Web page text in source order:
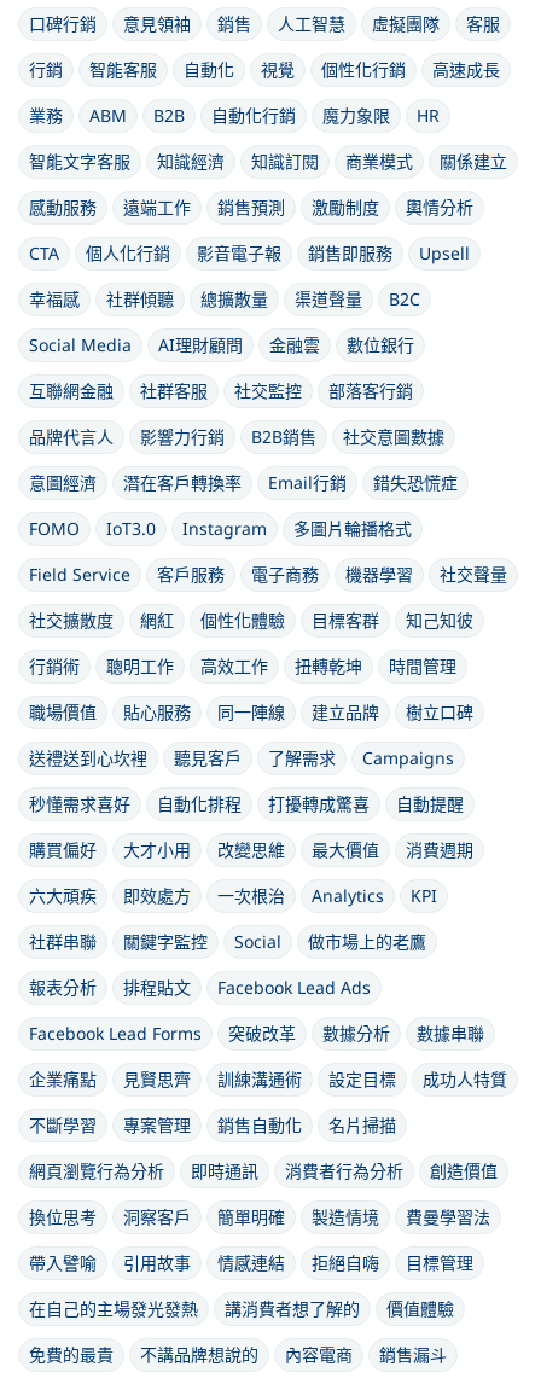
口碑行銷 意見領袖 銷售 人工智慧 虛擬團隊
客服
行銷
智能客服 自動化 視覺 個性化行銷
高速成長
業務
ABM B2B 自動化行銷 魔力象限
HR
智能文字客服
知識經濟 知識訂閱 商業模式
關係建立
感動服務
遠端工作 銷售預測 激勵制度
輿情分析
CTA
個人化行銷 影音電子報 銷售即服務
Upsell
幸福感
社群傾聽 總擴散量 渠道聲量
B2C
Social Media
AI理財顧問 金融雲
數位銀行
互聯網金融
社群客服 社交監控
部落客行銷
品牌代言人
影響力行銷 B2B銷售
社交意圖數據
意圖經濟
潛在客戶轉換率 Email行銷
錯失恐慌症
FOMO
IoT3.0 Instagram
多圖片輪播格式
Field Service
客戶服務 電子商務 機器學習
社交聲量
社交擴散度
網紅 個性化體驗 目標客群
知己知彼
行銷術
聰明工作 高效工作 扭轉乾坤
時間管理
職場價值
貼心服務 同一陣線 建立品牌
樹立口碑
送禮送到心坎裡
聽見客戶 了解需求
Campaigns
秒懂需求喜好
自動化排程 打擾轉成驚喜
自動提醒
購買偏好
大才小用 改變思維 最大價值
消費週期
六大頑疾
即效處方 一次根治 Analytics
KPI
社群串聯
關鍵字監控 Social
做市場上的老鷹
報表分析
排程貼文
Facebook Lead Ads
Facebook Lead Forms
突破改革 數據分析
數據串聯
企業痛點
見賢思齊 訓練溝通術 設定目標
成功人特質
不斷學習
專案管理 銷售自動化
名片掃描
網頁瀏覽行為分析
即時通訊 消費者行為分析
創造價值
換位思考
洞察客戶 簡單明確 製造情境
費曼學習法
帶入譬喻
引用故事 情感連結 拒絕自嗨
目標管理
在自己的主場發光發熱
講消費者想了解的
價值體驗
免費的最貴
不講品牌想說的 內容電商
銷售漏斗